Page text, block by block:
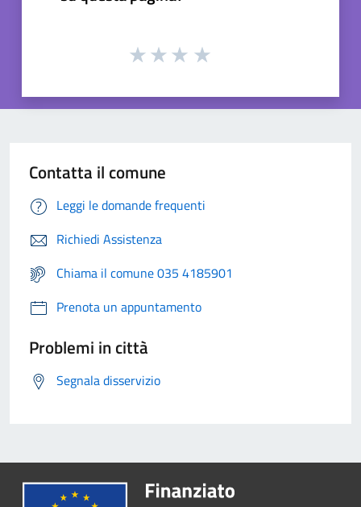
Contatta il comune
Leggi le domande frequenti
Richiedi Assistenza
Chiama il comune 035 4185901
Prenota un appuntamento
Problemi in città
Segnala disservizio